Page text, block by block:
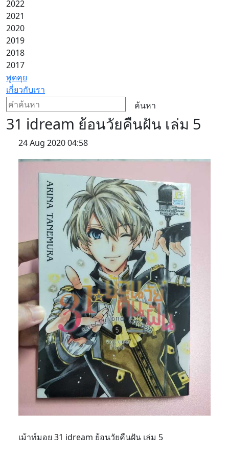
2022
2021
2020
2019
2018
2017
พูดคุย
เกี่ยวกับเรา
ค้นหา
31 idream ย้อนวัยคืนฝัน เล่ม 5
24 Aug 2020 04:58
เม้าท์มอย 31 idream ย้อนวัยคืนฝัน เล่ม 5